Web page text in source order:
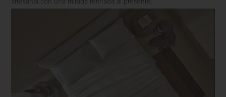
artesanal con una mirada refinada al presente.